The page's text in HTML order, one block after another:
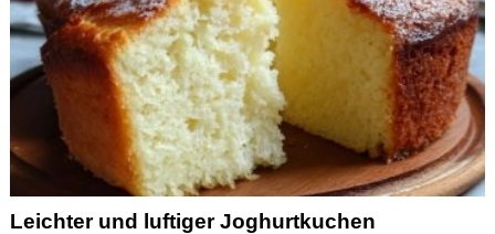
Leichter und luftiger Joghurtkuchen